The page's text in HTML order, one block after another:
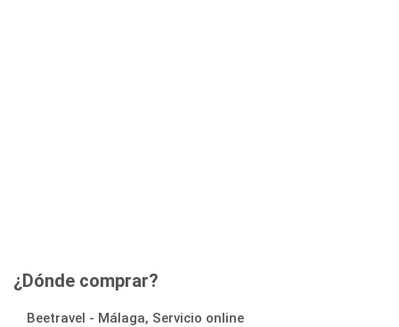
¿Dónde comprar?
Beetravel - Málaga, Servicio online